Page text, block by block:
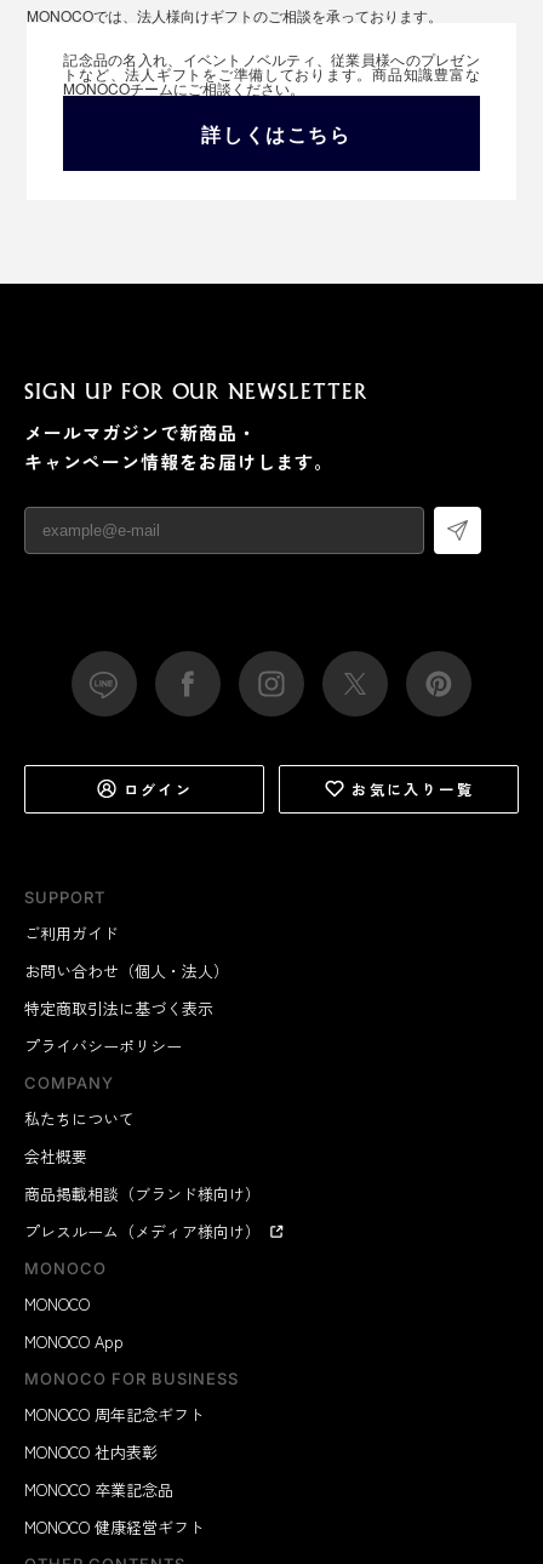
MONOCOでは、法人様向けギフトのご相談を承っております。
記念品の名入れ、イベントノベルティ、従業員様へのプレゼン
トなど、法人ギフトをご準備しております。商品知識豊富な
MONOCOチームにご相談ください。
詳しくはこちら
SUPPORT
ご利用ガイド
お問い合わせ（個人・法人）
特定商取引法に基づく表示
プライバシーポリシー
COMPANY
私たちについて
会社概要
商品掲載相談（ブランド様向け）
プレスルーム（メディア様向け）
MONOCO
MONOCO
MONOCO App
MONOCO FOR BUSINESS
MONOCO 周年記念ギフト
MONOCO 社内表彰
MONOCO 卒業記念品
MONOCO 健康経営ギフト
SIGN UP FOR OUR NEWSLETTER
メールマガジンで新商品・
キャンペーン情報をお届けします。
ログイン お気に入り一覧